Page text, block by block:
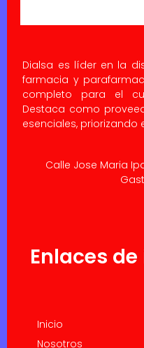
Dialsa es líder en la
farmacia y
completo para el
Destaca como
esenciales, priorizando
Calle Jose Maria
Enlaces
Inicio
Nosotros